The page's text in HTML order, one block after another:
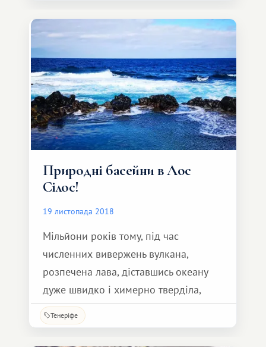
Природні басейни в Лос
Сілос!
19 листопада 2018
Мільйони років тому, під час
численних вивержень вулкана,
розпечена лава, діставшись океану
дуже швидко і химерно тверділа,
місцями утворюючи своєрідні
природні ванни та басейни.
Тенеріфе